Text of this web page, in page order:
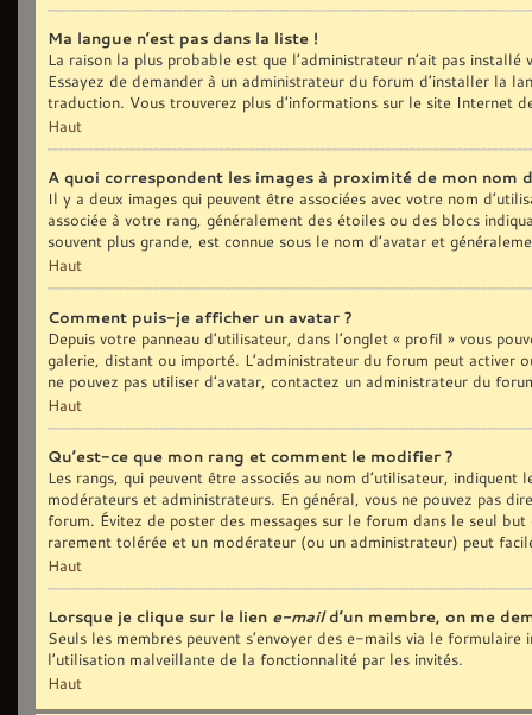
Ma langue n’est pas dans la liste !
La raison la plus probable est que l’administrateur n’ait pas
Essayez de demander à un administrateur du forum d’installer la
traduction. Vous trouverez plus d’informations sur le site Internet
Haut
A quoi correspondent les images à proximité de mon nom
Il y a deux images qui peuvent être associées avec votre nom
associée à votre rang, généralement des étoiles ou des blocs
souvent plus grande, est connue sous le nom d’avatar et
Haut
Comment puis-je afficher un avatar ?
Depuis votre panneau d’utilisateur, dans l’onglet « profil » vous
galerie, distant ou importé. L’administrateur du forum peut activer
ne pouvez pas utiliser d’avatar, contactez un administrateur du
Haut
Qu’est-ce que mon rang et comment le modifier ?
Les rangs, qui peuvent être associés au nom d’utilisateur,
modérateurs et administrateurs. En général, vous ne pouvez pas
forum. Évitez de poster des messages sur le forum dans le seul
rarement tolérée et un modérateur (ou un administrateur) peut
Haut
Lorsque je clique sur le lien e-maild’un membre, on me
Seuls les membres peuvent s’envoyer des e-mails via le
l’utilisation malveillante de la fonctionnalité par les invités.
Haut